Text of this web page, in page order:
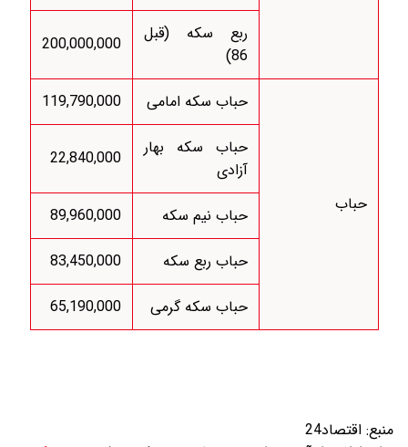
ربع سکه (قبل
86)
200,000,000
حباب
حباب سکه امامی
119,790,000
حباب سکه بهار
آزادی
22,840,000
حباب نیم سکه
89,960,000
حباب ربع سکه
83,450,000
حباب سکه گرمی
65,190,000
منبع: اقتصاد24